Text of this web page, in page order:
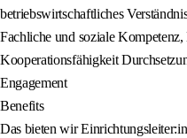
betriebswirtschaftliches
Fachliche und soziale
Kooperationsfähigkeit
Engagement
Benefits
Das bieten wir